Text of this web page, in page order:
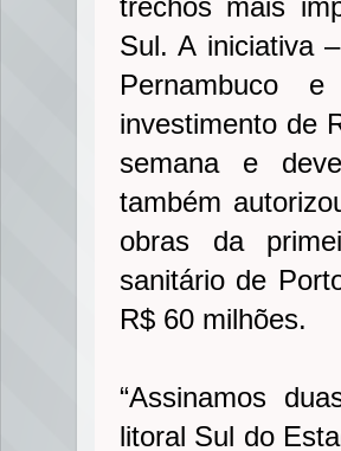
trechos mais
Sul. A iniciativa
Pernambuco
investimento de
semana e
também
obras da
sanitário de
R$ 60 milhões.
“Assinamos
litoral Sul do